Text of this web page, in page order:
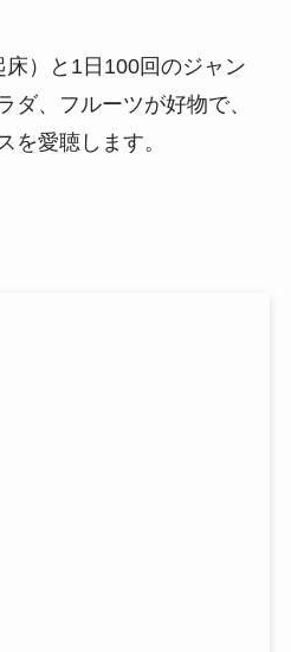
）と1日100回のジャン
ダ、フルーツが好物で、
を愛聴します。